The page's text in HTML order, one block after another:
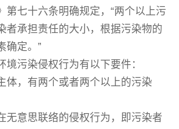
第七十六条明确规定，“两个以上污
者承担责任的大小，根据污染物的
确定。”
境污染侵权行为有以下要件：
体，有两个或者两个以上的污染
无意思联络的侵权行为，即污染者